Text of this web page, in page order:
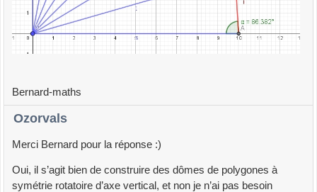
Bernard-maths
Ozorvals
Merci Bernard pour la réponse :)
Oui, il s’agit bien de construire des dômes de polygones à
symétrie rotatoire d’axe vertical, et non je n’ai pas besoin